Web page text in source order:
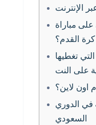
مباراة
كرة القدم؟
تغطيها
على النت
اون لاين؟
في الدوري
السعودي